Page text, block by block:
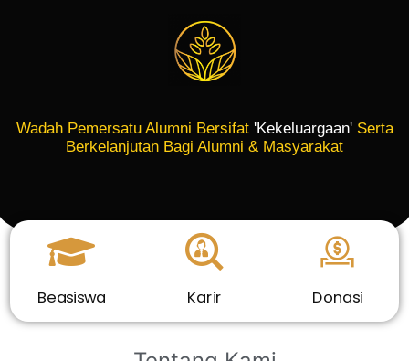
Wadah Pemersatu Alumni Bersifat 'Kekeluargaan' Serta
Berkelanjutan Bagi Alumni & Masyarakat
Beasiswa Karir Donasi